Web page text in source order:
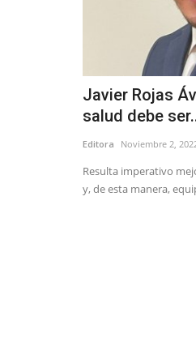
Javier Rojas
salud debe
Editora Noviembre 2,
Resulta imperativo
y, de esta manera,